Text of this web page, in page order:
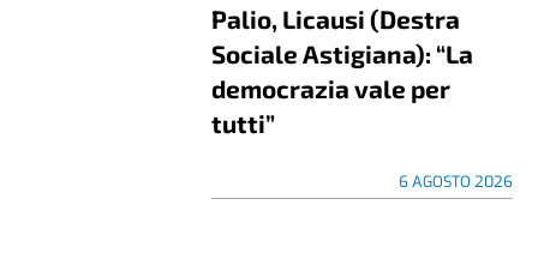
Palio, Licausi (Destra
Sociale Astigiana): “La
democrazia vale per
tutti”
6 AGOSTO 2026